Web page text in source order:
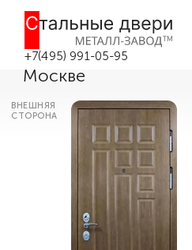
+7(495) 991-05-95
Качественная
квартиру с
Москве
ВНЕШНЯЯ
СТОРОНА